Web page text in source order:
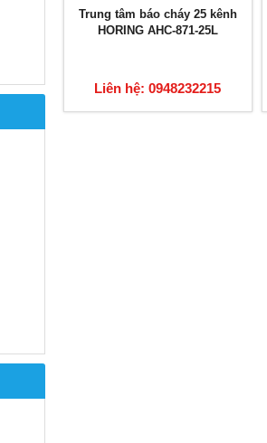
Trung tâm báo cháy 25 kênh
HORING AHC-871-25L
Liên hệ: 0948232215